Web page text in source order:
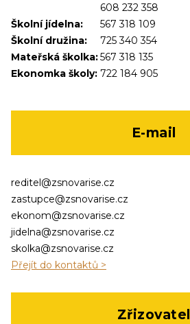
608 232 358
Školní jídelna:
567 318 109
Školní družina:
725 340 354
Mateřská školka:567 318 135
Ekonomka školy: 722 184 905
E-mail
reditel@zsnovarise.cz
zastupce@zsnovarise.cz
ekonom@zsnovarise.cz
jidelna@zsnovarise.cz
skolka@zsnovarise.cz
Přejít do kontaktů >
Zřizovatel